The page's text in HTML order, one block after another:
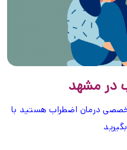
در مشهد
تخصصی درمان اضطراب هستید با